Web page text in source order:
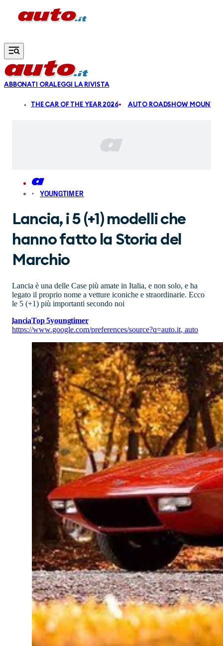
Vai al contenuto principale
ABBONATI ORALEGGI LA RIVISTA
THE CAR OF THE YEAR 2026 AUTO ROADSHOW
YOUNGTIMER
Lancia, i 5 (+1) modelli che
hanno fatto la Storia del
Marchio
Lancia è una delle Case più amate in Italia, e non solo, e ha
legato il proprio nome a vetture iconiche e straordinarie. Ecco
le 5 (+1) più importanti secondo noi
lanciaTop 5youngtimer
https://www.google.com/preferences/source?q=auto.it, auto